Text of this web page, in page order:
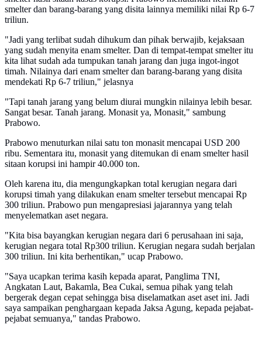
smelter dan barang-barang yang disita lainnya memiliki nilai Rp 6-7
triliun.
"Jadi yang terlibat sudah dihukum dan pihak berwajib, kejaksaan
yang sudah menyita enam smelter. Dan di tempat-tempat smelter itu
kita lihat sudah ada tumpukan tanah jarang dan juga ingot-ingot
timah. Nilainya dari enam smelter dan barang-barang yang disita
mendekati Rp 6-7 triliun," jelasnya
"Tapi tanah jarang yang belum diurai mungkin nilainya lebih besar.
Sangat besar. Tanah jarang. Monasit ya, Monasit," sambung
Prabowo.
Prabowo menuturkan nilai satu ton monasit mencapai USD 200
ribu. Sementara itu, monasit yang ditemukan di enam smelter hasil
sitaan korupsi ini hampir 40.000 ton.
Oleh karena itu, dia mengungkapkan total kerugian negara dari
korupsi timah yang dilakukan enam smelter tersebut mencapai Rp
300 triliun. Prabowo pun mengapresiasi jajarannya yang telah
menyelematkan aset negara.
"Kita bisa bayangkan kerugian negara dari 6 perusahaan ini saja,
kerugian negara total Rp300 triliun. Kerugian negara sudah berjalan
300 triliun. Ini kita berhentikan," ucap Prabowo.
"Saya ucapkan terima kasih kepada aparat, Panglima TNI,
Angkatan Laut, Bakamla, Bea Cukai, semua pihak yang telah
bergerak degan cepat sehingga bisa diselamatkan aset aset ini. Jadi
saya sampaikan penghargaan kepada Jaksa Agung, kepada pejabat-
pejabat semuanya," tandas Prabowo.